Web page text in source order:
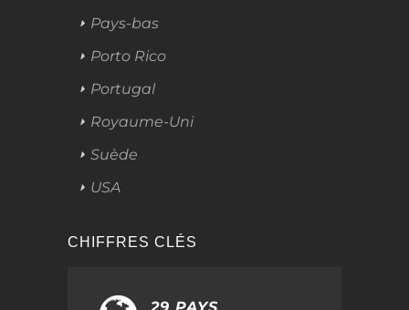
Pays-bas
Porto Rico
Portugal
Royaume-Uni
Suède
USA
CHIFFRES CLÉS